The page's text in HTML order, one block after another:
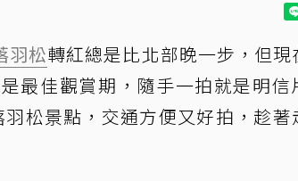
羽松轉紅總是比北部晚一步，但現
最佳觀賞期，隨手一拍就是明信
松景點，交通方便又好拍，趁著